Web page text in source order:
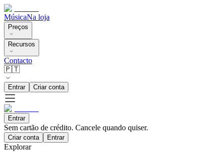
MúsicaNa loja
Preços
Recursos
Contacto
🇵🇹
Entrar Criar conta
Entrar
Sem cartão de crédito. Cancele quando quiser.
Criar conta Entrar
Explorar